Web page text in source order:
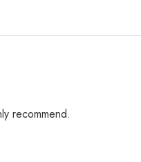
recommend.